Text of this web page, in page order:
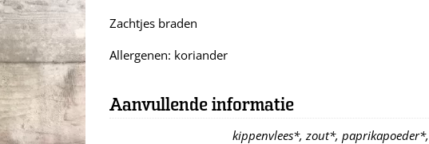
Zachtjes braden
Allergenen: koriander
Aanvullende informatie
kippenvlees*, zout*, paprikapoeder*,